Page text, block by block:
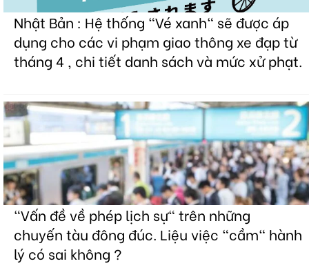
Nhật Bản : Hệ thống "Vé xanh" sẽ được áp
dụng cho các vi phạm giao thông xe đạp từ
tháng 4 , chi tiết danh sách và mức xử phạt.
"Vấn đề về phép lịch sự" trên những
chuyến tàu đông đúc. Liệu việc "cầm" hành
lý có sai không ?